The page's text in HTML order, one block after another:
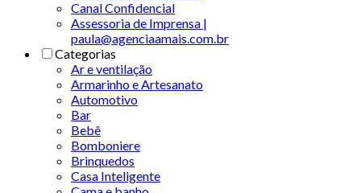
Canal Confidencial
Assessoria de Imprensa |
paula@agenciaamais.com.br
Categorias
Ar e ventilação
Armarinho e Artesanato
Automotivo
Bar
Bebê
Bomboniere
Brinquedos
Casa Inteligente